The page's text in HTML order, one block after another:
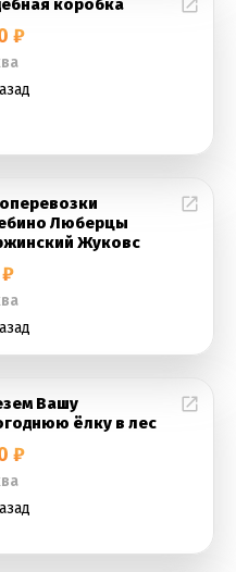
коробка
₽
Люберцы
Жуковс
Вашу
ёлку в лес
₽